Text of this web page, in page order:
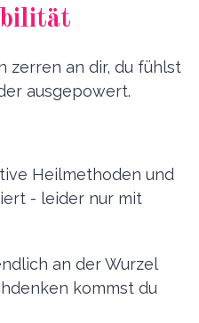
zerren an dir, du fühlst
ausgepowert.
Heilmethoden und
- leider nur mit
an der Wurzel
kommst du